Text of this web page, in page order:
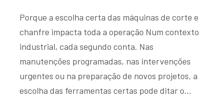
Porque a escolha certa das máquinas de corte e
chanfre impacta toda a operação Num contexto
industrial, cada segundo conta. Nas
manutenções programadas, nas intervenções
urgentes ou na preparação de novos projetos, a
escolha das ferramentas certas pode ditar o…